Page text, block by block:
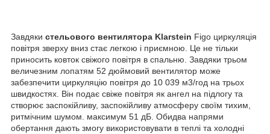
Завдяки стельового вентилятора Klarstein Figo циркуляція
повітря зверху вниз стає легкою і приємною. Це не тільки
приносить ковток свіжого повітря в спальню. Завдяки трьом
величезним лопатям 52 дюймовий вентилятор може
забезпечити циркуляцію повітря до 10 039 м3/год на трьох
швидкостях. Він подає свіже повітря як ангел на підлогу та
створює заспокійливу, заспокійливу атмосферу своїм тихим,
ритмічним шумом. максимум 51 дБ. Обидва напрями
обертання дають змогу використовувати в теплі та холодні